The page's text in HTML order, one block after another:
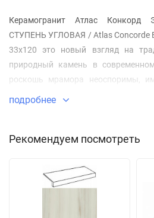
Керамогранит Атлас
СТУПЕНЬ УГЛОВАЯ / Atlas Concorde
33x120 это новый взгляд на
природный камень в
роскошь мрамора неоспоримы,
высоко ценился, начиная с
Семь цветов коллекции Эмпайр
палитру от белого до черного,
бежевого и серого.
матовом и
. Изысканная гамма
подробнее
Рекомендуем посмотреть